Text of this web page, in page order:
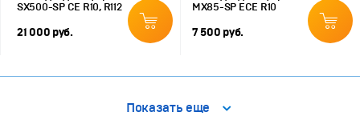
SX500-SP CE R10, R112
21 000 руб.
MX85-SP ECE R10
7 500 руб.
Показать еще